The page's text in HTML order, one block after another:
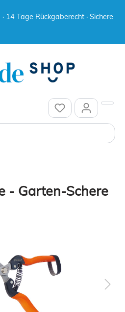
14 Tage Rückgaberecht · Sichere
- Garten-Schere